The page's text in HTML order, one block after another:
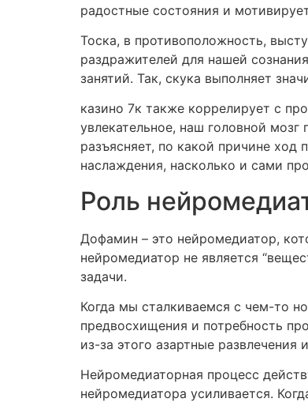
радостные состояния и
Тоска, в противоположность,
раздражителей для нашей
занятий. Так, скука выполняет
казино 7к также коррелирует с
увлекательное, наш головной
разъясняет, по какой причине ход
наслаждения, насколько и сами
Роль
Дофамин – это нейромедиатор,
нейромедиатор не является
задачи.
Когда мы сталкиваемся с чем-то
предвосхищения и потребность
из-за этого азартные
Нейромедиаторная процесс
нейромедиатора усиливается.